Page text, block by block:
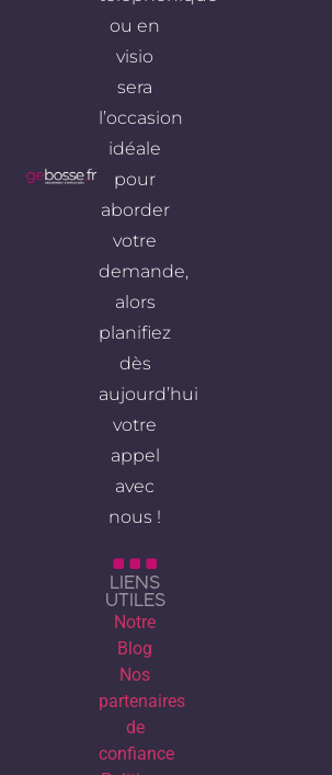
ou en
visio
sera
l’occasion
idéale
pour
aborder
votre
demande,
alors
planifiez
dès
aujourd’hui
votre
appel
avec
nous !
LIENS
UTILES
Notre
Blog
Nos
partenaires
de
confiance